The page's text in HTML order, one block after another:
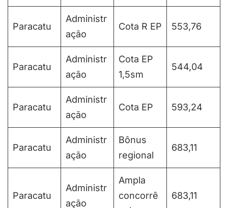
Paracatu
Administr
ação
Cota R EP 553,76
Paracatu
Administr
ação
Cota EP
1,5sm
544,04
Paracatu
Administr
ação
Cota EP 593,24
Paracatu
Administr
ação
Bônus
regional
683,11
Paracatu
Administr
ação
Ampla
concorrê
683,11